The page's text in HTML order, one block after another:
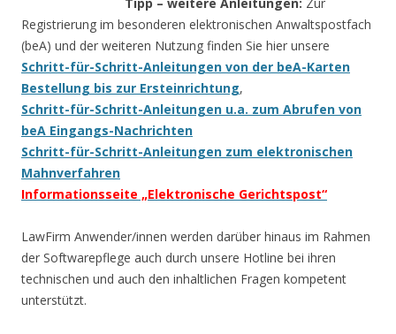
Registrierung im besonderen elektronischen Anwaltspostfach
(beA) und der weiteren Nutzung finden Sie hier unsere
Schritt-für-Schritt-Anleitungen von der beA-Karten
Bestellung bis zur Ersteinrichtung,
Schritt-für-Schritt-Anleitungen u.a. zum Abrufen von
beA Eingangs-Nachrichten
Schritt-für-Schritt-Anleitungen zum elektronischen
Mahnverfahren
Informationsseite „Elektronische Gerichtspost“
LawFirm Anwender/innen werden darüber hinaus im Rahmen
der Softwarepflege auch durch unsere Hotline bei ihren
technischen und auch den inhaltlichen Fragen kompetent
unterstützt.